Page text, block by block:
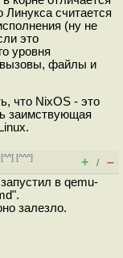
считается
(ну не
это
уровня
вызовы, файлы и
что NixOS - это
заимствующая
^^] [^^^]
+ / –
в qemu-
залезло.